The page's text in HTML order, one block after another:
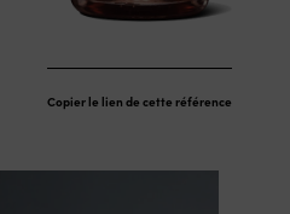
Copier le lien de cette référence